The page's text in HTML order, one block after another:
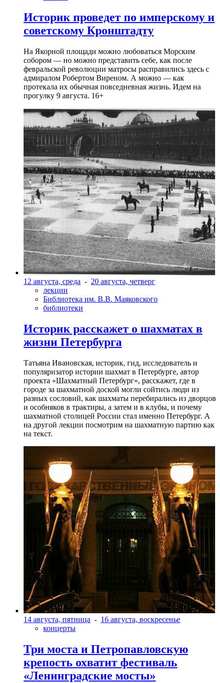
Историк проведет по имперскому и
советскому Кронштадту
На Якорной площади можно любоваться Морским
собором — но можно представить себе, как после
февральской революции матросы расправились здесь с
адмиралом Робертом Виреном. А можно — как
протекала их обычная повседневная жизнь. Идем на
прогулку 9 августа. 16+
12 августа, среда - 20 августа, четверг
лекции
Библиотека им. В.В. Маяковского
библиотеки
Историк расскажет о шахматах в
жизни Петербурга
Татьяна Ивановская, историк, гид, исследователь и
популяризатор истории шахмат в Петербурге, автор
проекта «Шахматный Петербург», расскажет, где в
городе за шахматной доской могли сойтись люди из
разных сословий, как шахматы перебирались из дворцов
и особняков в трактиры, а затем и в клубы, и почему
шахматной столицей России стал именно Петербург. А
на другой лекции посмотрим на шахматную партию как
на текст.
14 августа, пятница - 16 августа, воскресенье
концерты
Три моста и Петропавловскую
крепость охватит фестиваль
«Ленинградские мосты»